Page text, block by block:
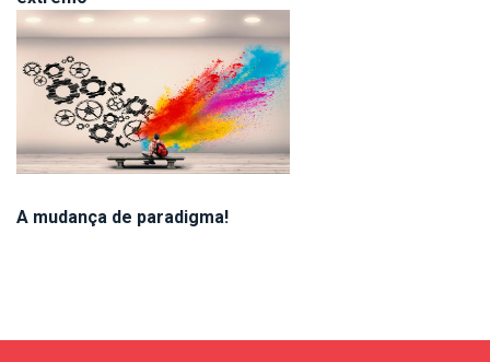
A mudança de paradigma!